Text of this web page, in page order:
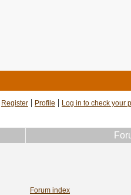
Register | Profile | Log in to check your
Forum index